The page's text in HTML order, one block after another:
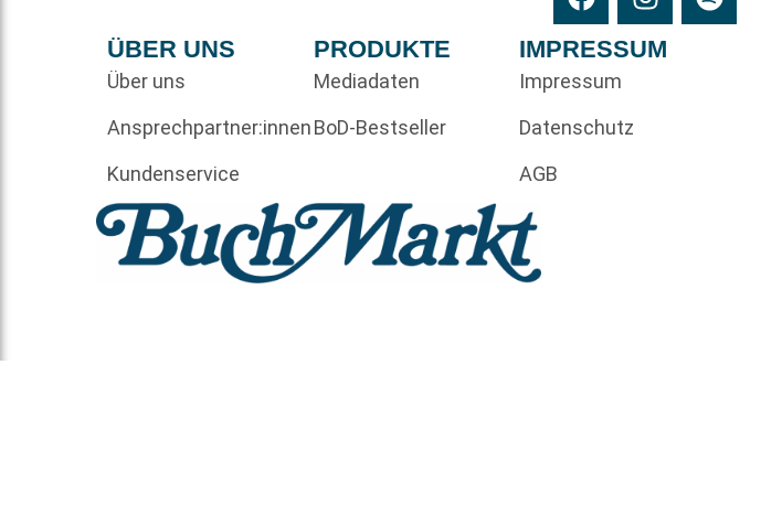
ÜBER UNS
Über uns
Ansprechpartner:innen
Kundenservice
PRODUKTE
Mediadaten
BoD-Bestseller
IMPRESSUM
Impressum
Datenschutz
AGB